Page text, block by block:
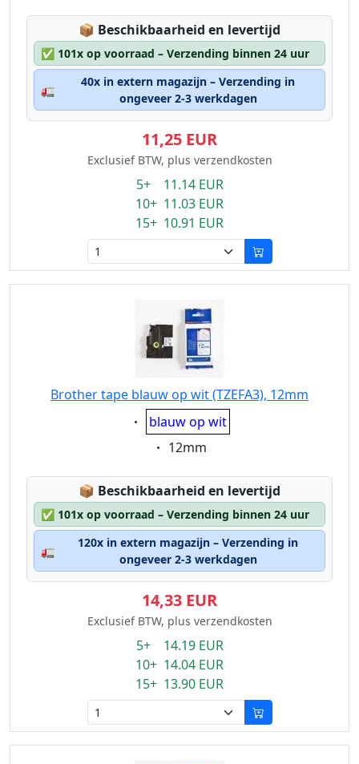
📦 Lagerstatus:
Beschikbaarheid en levertijd
✅ 101x op voorraad – Verzending binnen 24 uur
🚛
40x in extern magazijn – Verzending in
ongeveer 2-3 werkdagen
11,25 EUR
Exclusief BTW, plus verzendkosten
5+ 11.14 EUR
10+ 11.03 EUR
15+ 10.91 EUR
Brother tape blauw op wit (TZEFA3), 12mm
Eigenschaft:
blauw op wit
Eigenschaft:
12mm
📦 Lagerstatus:
Beschikbaarheid en levertijd
✅ 101x op voorraad – Verzending binnen 24 uur
🚛
120x in extern magazijn – Verzending in
ongeveer 2-3 werkdagen
14,33 EUR
Exclusief BTW, plus verzendkosten
5+ 14.19 EUR
10+ 14.04 EUR
15+ 13.90 EUR